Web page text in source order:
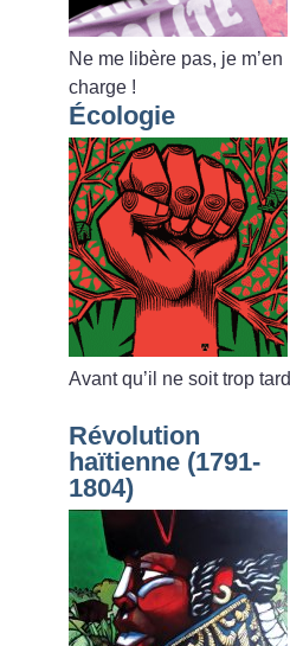
Ne me libère pas, je m’en
charge !
Écologie
Avant qu’il ne soit trop tard
Révolution
haïtienne (1791-
1804)